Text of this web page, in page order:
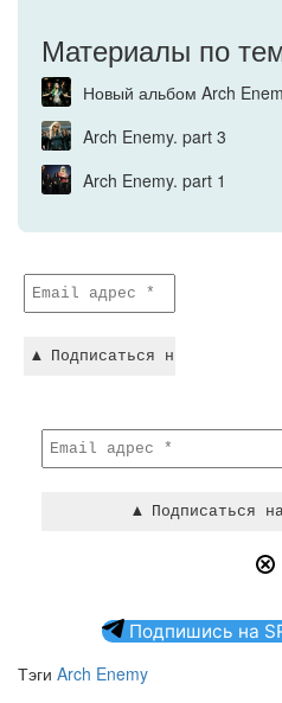
Материалы по
Новый альбом Arch
Arch Enemy. part 3
Arch Enemy. part 1
Подпишись на
Тэги Arch Enemy